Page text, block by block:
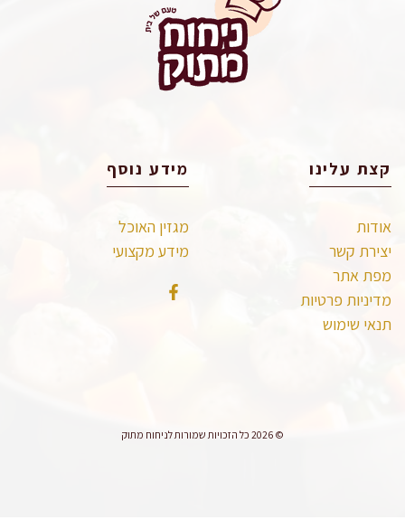
קצת עלינו
אודות
יצירת קשר
מפת אתר
מדיניות פרטיות
תנאי שימוש
מידע נוסף
מגזין האוכל
מידע מקצועי
© 2026 כל הזכויות שמורות לניחוח מתוק